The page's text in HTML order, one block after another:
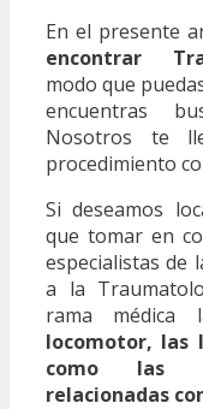
En el presente
encontrar
modo que
encuentras
Nosotros te
procedimiento
Si deseamos
que tomar en
especialistas de
a la
rama médica
locomotor, las
como las
relacionadas